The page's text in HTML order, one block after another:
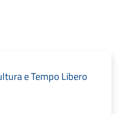
e Tempo Libero